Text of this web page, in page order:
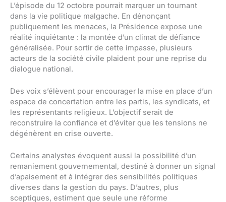
L’épisode du 12 octobre pourrait marquer un tournant
dans la vie politique malgache. En dénonçant
publiquement les menaces, la Présidence expose une
réalité inquiétante : la montée d’un climat de défiance
généralisée. Pour sortir de cette impasse, plusieurs
acteurs de la société civile plaident pour une reprise du
dialogue national.
Des voix s’élèvent pour encourager la mise en place d’un
espace de concertation entre les partis, les syndicats, et
les représentants religieux. L’objectif serait de
reconstruire la confiance et d’éviter que les tensions ne
dégénèrent en crise ouverte.
Certains analystes évoquent aussi la possibilité d’un
remaniement gouvernemental, destiné à donner un signal
d’apaisement et à intégrer des sensibilités politiques
diverses dans la gestion du pays. D’autres, plus
sceptiques, estiment que seule une réforme